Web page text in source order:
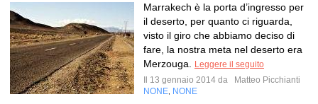
Marrakech è la porta d’ingresso per
il deserto, per quanto ci riguarda,
visto il giro che abbiamo deciso di
fare, la nostra meta nel deserto era
Merzouga.
Leggere il seguito
Il 13 gennaio 2014 da
Matteo Picchianti
NONE NONE